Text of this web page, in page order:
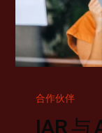
合作伙伴
IAR 与